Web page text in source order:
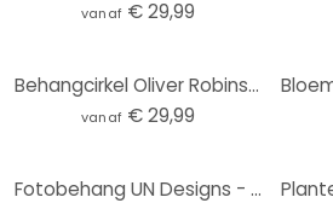
vanaf € 29,99
Behangcirkel Oliver Robins - Kleurrijke boerderij met dieren - vliesbehang/zelfklevend vliesbehang
vanaf € 29,99
Fotobehang UN Designs - Fleur de Paris